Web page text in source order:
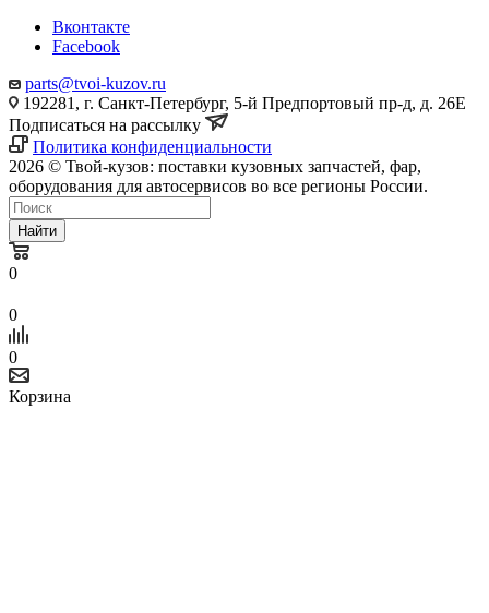
Вконтакте
Facebook
parts@tvoi-kuzov.ru
192281, г. Санкт-Петербург, 5-й Предпортовый пр-д, д. 26Е
Подписаться на рассылку
Политика конфиденциальности
2026 © Твой-кузов: поставки кузовных запчастей, фар,
оборудования для автосервисов во все регионы России.
Найти
0
0
0
Корзина